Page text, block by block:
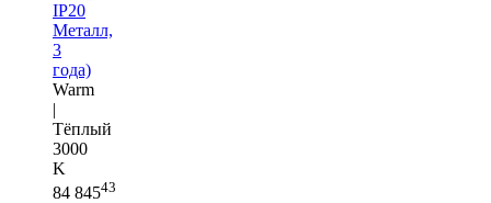
IP20
Металл,
3
года)
Warm
|
Тёплый
3000
K
84 84543